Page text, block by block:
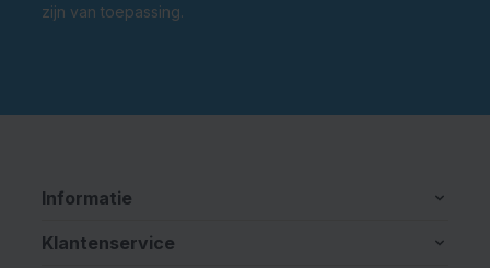
zijn van toepassing.
Informatie
Klantenservice